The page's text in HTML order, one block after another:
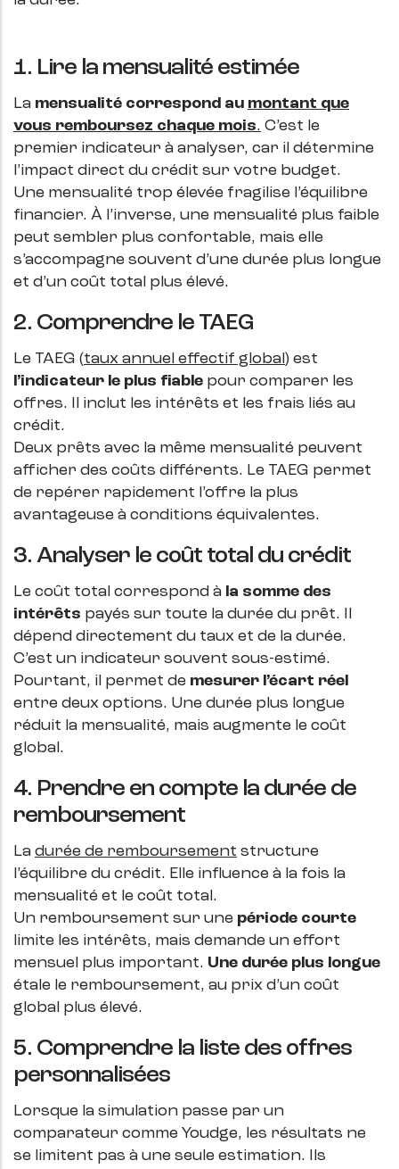
1. Lire la mensualité estimée
La mensualité correspond au montant que
vous remboursez chaque mois. C’est le
premier indicateur à analyser, car il détermine
l’impact direct du crédit sur votre budget.
Une mensualité trop élevée fragilise l’équilibre
financier. À l’inverse, une mensualité plus faible
peut sembler plus confortable, mais elle
s’accompagne souvent d’une durée plus longue
et d’un coût total plus élevé.
2. Comprendre le TAEG
Le TAEG (taux annuel effectif global ) est
l’indicateur le plus fiable pour comparer les
offres. Il inclut les intérêts et les frais liés au
crédit.
Deux prêts avec la même mensualité peuvent
afficher des coûts différents. Le TAEG permet
de repérer rapidement l’offre la plus
avantageuse à conditions équivalentes.
3. Analyser le coût total du crédit
Le coût total correspond à la somme des
intérêts payés sur toute la durée du prêt. Il
dépend directement du taux et de la durée.
C’est un indicateur souvent sous-estimé.
Pourtant, il permet de mesurer l’écart réel
entre deux options. Une durée plus longue
réduit la mensualité, mais augmente le coût
global.
4. Prendre en compte la durée de
remboursement
La durée de remboursement structure
l’équilibre du crédit. Elle influence à la fois la
mensualité et le coût total.
Un remboursement sur une période courte
limite les intérêts, mais demande un effort
mensuel plus important. Une durée plus longue
étale le remboursement, au prix d’un coût
global plus élevé.
5. Comprendre la liste des offres
personnalisées
Lorsque la simulation passe par un
comparateur comme Youdge, les résultats ne
se limitent pas à une seule estimation. Ils